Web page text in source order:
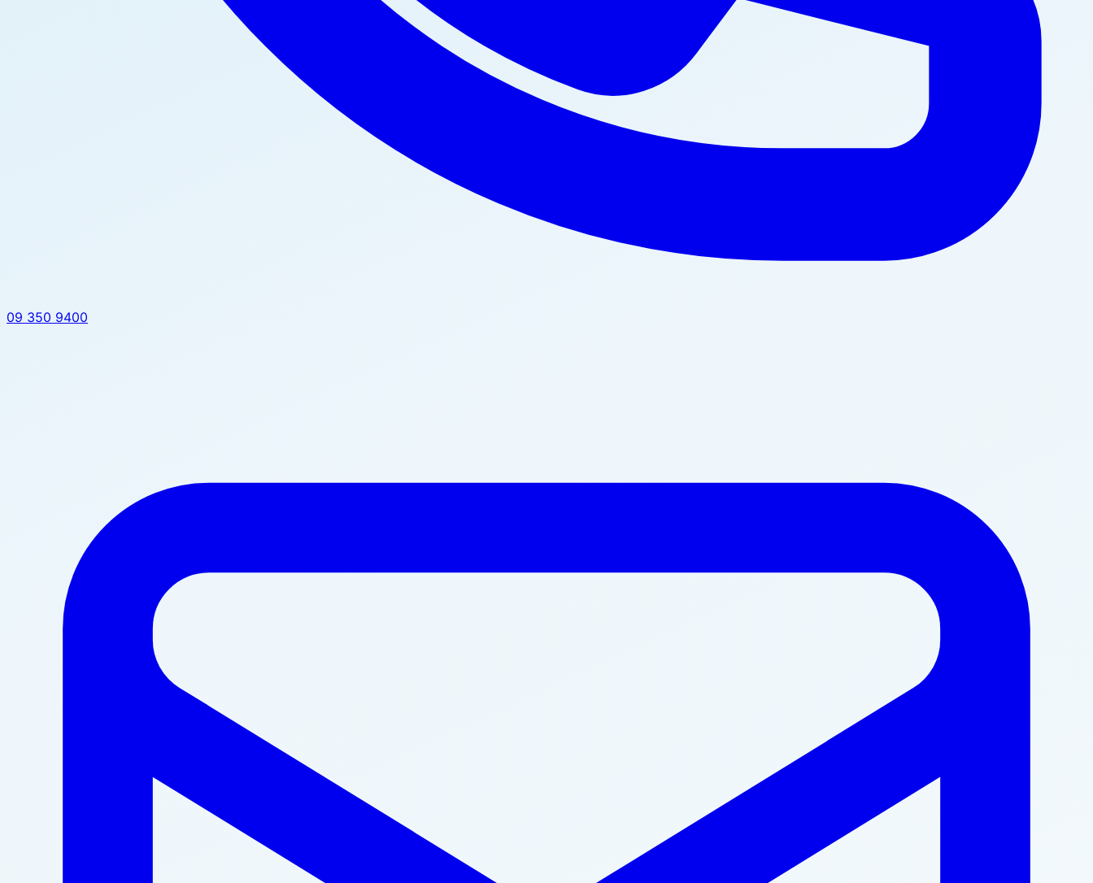
09 350 9400